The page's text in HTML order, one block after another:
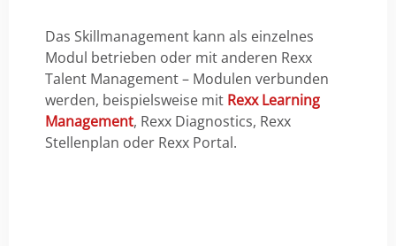
Das Skillmanagement kann als einzelnes
Modul betrieben oder mit anderen Rexx
Talent Management – Modulen verbunden
werden, beispielsweise mit Rexx Learning
Management, Rexx Diagnostics, Rexx
Stellenplan oder Rexx Portal.